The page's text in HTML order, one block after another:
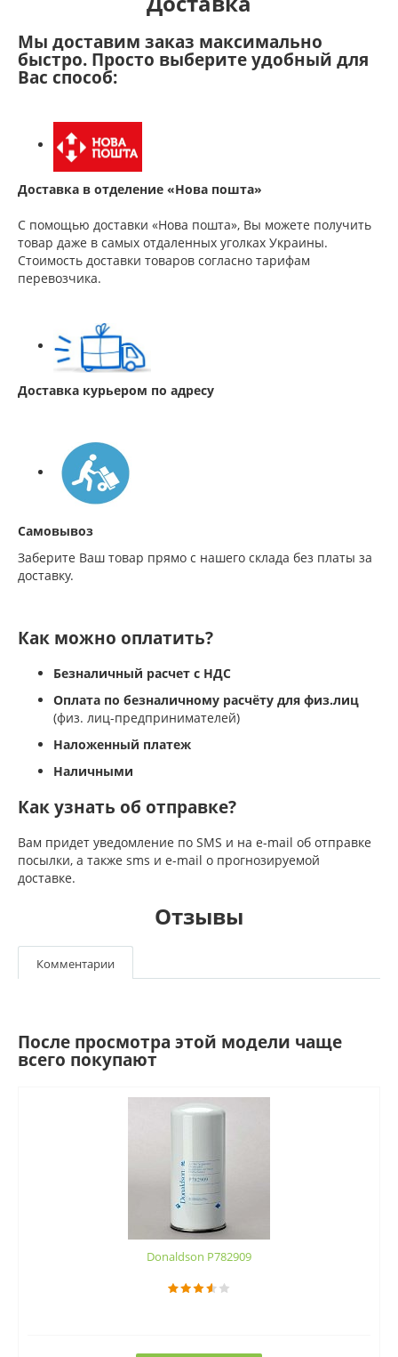
Мы доставим заказ максимально
быстро. Просто выберите удобный для
Вас способ:
Доставка в отделение «Нова пошта»
С помощью доставки «Нова пошта», Вы можете получить
товар даже в самых отдаленных уголках Украины.
Стоимость доставки товаров согласно тарифам
перевозчика.
Доставка курьером по адресу
Самовывоз
Заберите Ваш товар прямо с нашего склада без платы за
доставку.
Как можно оплатить?
Безналичный расчет с НДС
Оплата по безналичному расчёту для физ.лиц
(физ. лиц-предпринимателей)
Наложенный платеж
Наличными
Как узнать об отправке?
Вам придет уведомление по SMS и на e-mail об отправке
посылки, а также sms и e-mail о прогнозируемой
доставке.
Отзывы
Комментарии
После просмотра этой модели чаще
всего покупают
Donaldson P782909